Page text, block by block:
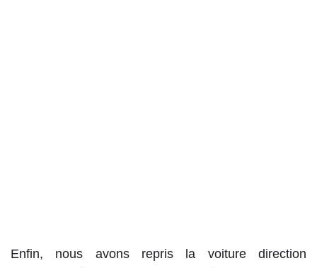
Enfin, nous avons repris la voiture direction